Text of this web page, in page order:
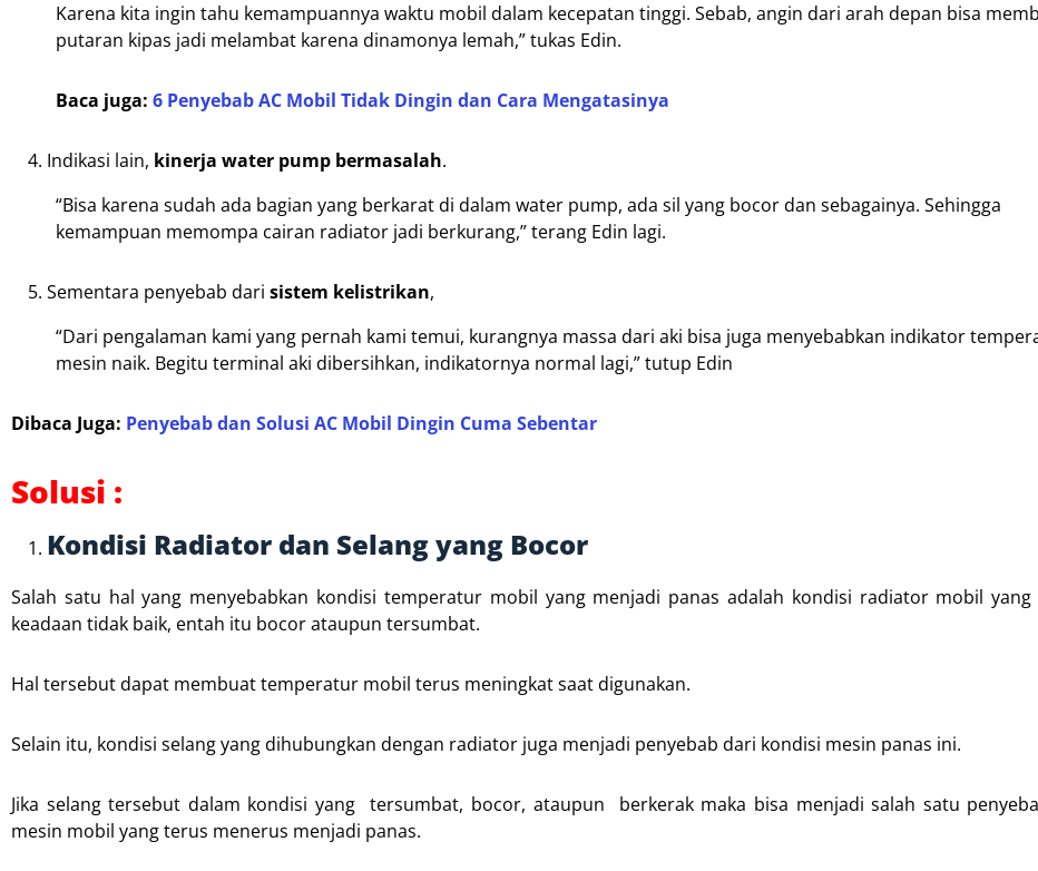
Karena kita ingin tahu kemampuannya waktu mobil dalam kecepatan tinggi. Sebab, angin dari arah depan bisa
putaran kipas jadi melambat karena dinamonya lemah,” tukas Edin.
Baca juga: 6 Penyebab AC Mobil Tidak Dingin dan Cara Mengatasinya
Indikasi lain, kinerja water pump bermasalah.
“Bisa karena sudah ada bagian yang berkarat di dalam water pump, ada sil yang bocor dan sebagainya. Sehingga
kemampuan memompa cairan radiator jadi berkurang,” terang Edin lagi.
Sementara penyebab dari sistem kelistrikan,
“Dari pengalaman kami yang pernah kami temui, kurangnya massa dari aki bisa juga menyebabkan indikator
mesin naik. Begitu terminal aki dibersihkan, indikatornya normal lagi,” tutup Edin
Dibaca Juga: Penyebab dan Solusi AC Mobil Dingin Cuma Sebentar
Solusi :
Kondisi Radiator dan Selang yang Bocor
Salah satu hal yang menyebabkan kondisi temperatur mobil yang menjadi panas adalah kondisi radiator mobil yang
keadaan tidak baik, entah itu bocor ataupun tersumbat.
Hal tersebut dapat membuat temperatur mobil terus meningkat saat digunakan.
Selain itu, kondisi selang yang dihubungkan dengan radiator juga menjadi penyebab dari kondisi mesin panas ini.
Jika selang tersebut dalam kondisi yang tersumbat, bocor, ataupun berkerak maka bisa menjadi salah satu
mesin mobil yang terus menerus menjadi panas.